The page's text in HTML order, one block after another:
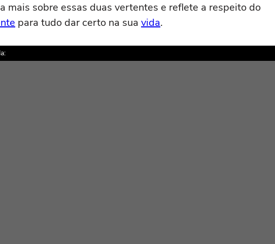
mais sobre essas duas vertentes e reflete a respeito do
para tudo dar certo na sua vida.